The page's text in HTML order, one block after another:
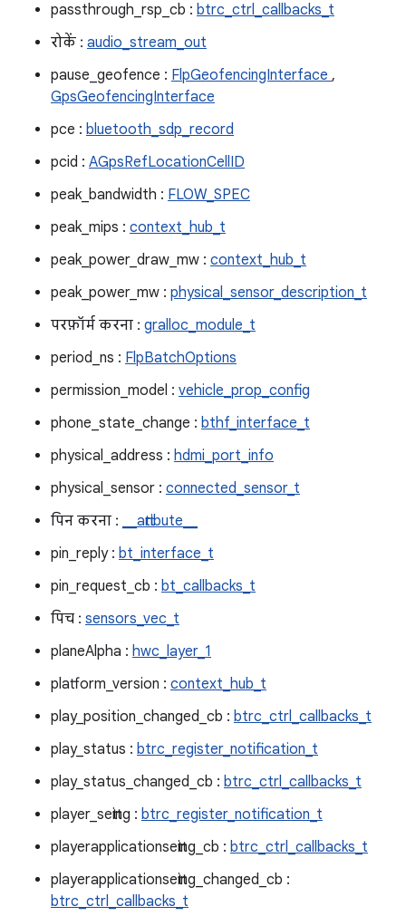
passthrough_rsp_cb : btrc_ctrl_callbacks_t
रोकें : audio_stream_out
pause_geofence : FlpGeofencingInterface ,
GpsGeofencingInterface
pce : bluetooth_sdp_record
pcid : AGpsRefLocationCellID
peak_bandwidth : FLOW_SPEC
peak_mips : context_hub_t
peak_power_draw_mw : context_hub_t
peak_power_mw : physical_sensor_description_t
परफ़ॉर्म करना : gralloc_module_t
period_ns : FlpBatchOptions
permission_model : vehicle_prop_config
phone_state_change : bthf_interface_t
physical_address : hdmi_port_info
physical_sensor : connected_sensor_t
पिन करना :
__attribute__
pin_reply : bt_interface_t
pin_request_cb : bt_callbacks_t
पिच : sensors_vec_t
planeAlpha : hwc_layer_1
platform_version : context_hub_t
play_position_changed_cb : btrc_ctrl_callbacks_t
play_status : btrc_register_notification_t
play_status_changed_cb : btrc_ctrl_callbacks_t
player_setting : btrc_register_notification_t
playerapplicationsetting_cb : btrc_ctrl_callbacks_t
playerapplicationsetting_changed_cb :
btrc_ctrl_callbacks_t